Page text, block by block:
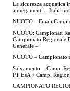
La sicurezza acquatica
annegamenti – Italia
NUOTO – Finali
NUOTO: Campionati
Campionato Regionale
Generale –
NUOTO – Campionato
Salvamento – Camp.
PT EsA + Camp.
CAMPIONATO